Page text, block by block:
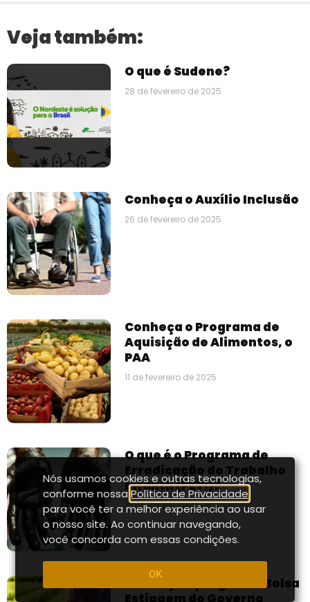
Veja também:
O que é Sudene?
28 de fevereiro de 2025
Conheça o Auxílio Inclusão
26 de fevereiro de 2025
Conheça o Programa de
Aquisição de Alimentos, o
PAA
11 de fevereiro de 2025
O que é o Programa de
Erradicação do Trabalho
Infantil (PETI)?
31 de janeiro de 2025
Conheça o programa Bolsa
Estiagem do Governo
Nós usamos cookies e outras tecnologias,
conforme nossaPolítica de Privacidade
para você ter a melhor experiência ao usar
o nosso site. Ao continuar navegando,
você concorda com essas condições.
OK